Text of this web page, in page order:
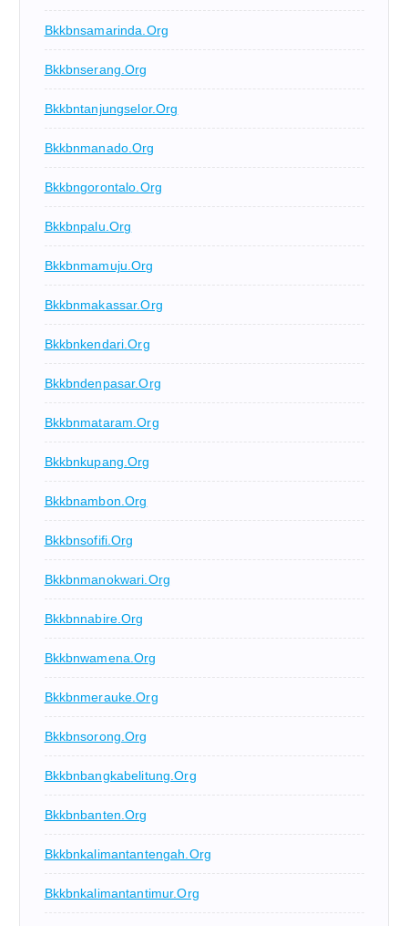
Bkkbnsamarinda.org
Bkkbnserang.org
Bkkbntanjungselor.org
Bkkbnmanado.org
Bkkbngorontalo.org
Bkkbnpalu.org
Bkkbnmamuju.org
Bkkbnmakassar.org
Bkkbnkendari.org
Bkkbndenpasar.org
Bkkbnmataram.org
Bkkbnkupang.org
Bkkbnambon.org
Bkkbnsofifi.org
Bkkbnmanokwari.org
Bkkbnnabire.org
Bkkbnwamena.org
Bkkbnmerauke.org
Bkkbnsorong.org
Bkkbnbangkabelitung.org
Bkkbnbanten.org
Bkkbnkalimantantengah.org
Bkkbnkalimantantimur.org